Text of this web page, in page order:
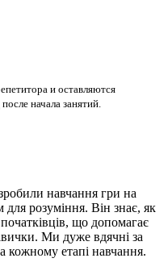
и оставляются
начала занятий.
навчання гри на
для розуміння. Він знає, як
початківців, що допомагає
Ми дуже вдячні за
кожному етапі навчання.